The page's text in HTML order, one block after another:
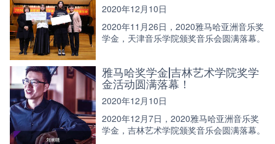
2020年12月10日
2020年11月26日，2020雅马哈亚洲音乐奖
学金，天津音乐学院颁奖音乐会圆满落幕。
雅马哈奖学金|吉林艺术学院奖学
金活动圆满落幕！
2020年12月10日
2020年12月7日，2020雅马哈亚洲音乐奖
学金，吉林艺术学院颁奖音乐会圆满落幕。